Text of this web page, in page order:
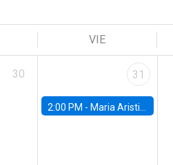
VIE
30 31
2:00 PM - Maria Aristizabal-Ramirez, FED Board